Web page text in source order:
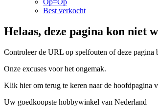
Op=Op
Best verkocht
Helaas, deze pagina kon niet
Controleer de URL op spelfouten of deze pagina
Onze excuses voor het ongemak.
Klik hier om terug te keren naar de hoofdpagina
Uw goedkoopste hobbywinkel van Nederland